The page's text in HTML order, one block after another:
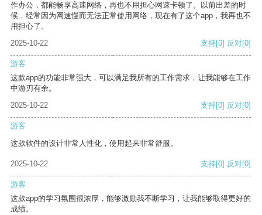
作办公，都能畅享高速网络，再也不用担心网速卡顿了。以前出差的时
候，经常因为网速慢而无法正常使用网络，现在有了这个app，我再也不
用担心了。
2025-10-22
支持[0] 反对[0]
游客
这款app的功能非常强大，可以满足我所有的工作需求，让我能够在工作
中游刃有余。
2025-10-22
支持[0] 反对[0]
游客
这款软件的设计非常人性化，使用起来非常舒服。
2025-10-22 支持[0] 反对[0]
游客
这款app的学习氛围很浓厚，能够激励我不断学习，让我能够取得更好的
成绩。